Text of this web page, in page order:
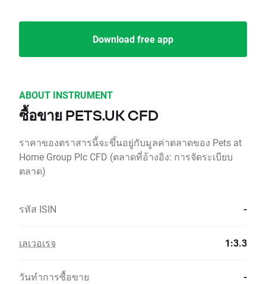
Download free app
ABOUT INSTRUMENT
ซื้อขาย PETS.UK CFD
ราคาของตราสารนี้จะขึ้นอยู่กับมูลค่าตลาดของ Pets at
Home Group Plc CFD (ตลาดที่อ้างอิง: การจัดระเบียบ
ตลาด)
รหัส ISIN -
เลเวอเรจ 1:3.3
วันทำการซื้อขาย -